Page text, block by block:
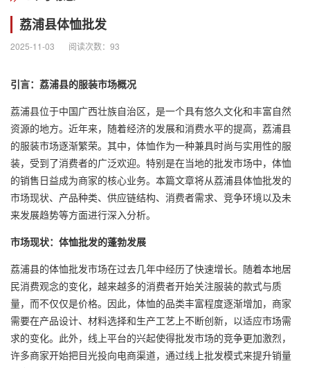
荔浦县体恤批发
2025-11-03 阅读次数： 93
引言：荔浦县的服装市场概况
荔浦县位于中国广西壮族自治区，是一个具有悠久文化和丰富自然
资源的地方。近年来，随着经济的发展和消费水平的提高，荔浦县
的服装市场逐渐繁荣。其中，体恤作为一种兼具时尚与实用性的服
装，受到了消费者的广泛欢迎。特别是在当地的批发市场中，体恤
的销售日益成为商家的核心业务。本篇文章将从荔浦县体恤批发的
市场现状、产品种类、供应链结构、消费者需求、竞争环境以及未
来发展趋势等方面进行深入分析。
市场现状：体恤批发的蓬勃发展
荔浦县的体恤批发市场在过去几年中经历了快速增长。随着本地居
民消费观念的变化，越来越多的消费者开始关注服装的款式与质
量，而不仅仅是价格。因此，体恤的品类丰富程度逐渐增加，商家
需要在产品设计、材料选择和生产工艺上不断创新，以适应市场需
求的变化。此外，线上平台的兴起使得批发市场的竞争更加激烈，
许多商家开始把目光投向电商渠道，通过线上批发模式来提升销量